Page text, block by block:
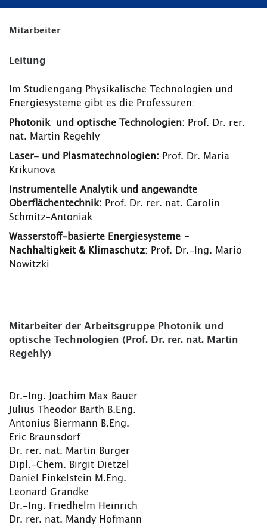
Mitarbeiter
Leitung
Im Studiengang Physikalische Technologien und
Energiesysteme gibt es die Professuren:
Photonik und optische Technologien: Prof. Dr. rer.
nat. Martin Regehly
Laser- und Plasmatechnologien: Prof. Dr. Maria
Krikunova
Instrumentelle Analytik und angewandte
Oberflächentechnik: Prof. Dr. rer. nat. Carolin
Schmitz-Antoniak
Wasserstoff-basierte Energiesysteme –
Nachhaltigkeit & Klimaschutz: Prof. Dr.-Ing. Mario
Nowitzki
Mitarbeiter der Arbeitsgruppe Photonik und
optische Technologien (Prof. Dr. rer. nat. Martin
Regehly)
Dr.-Ing. Joachim Max Bauer
Julius Theodor Barth B.Eng.
Antonius Biermann B.Eng.
Eric Braunsdorf
Dr. rer. nat. Martin Burger
Dipl.-Chem. Birgit Dietzel
Daniel Finkelstein M.Eng.
Leonard Grandke
Dr.-Ing. Friedhelm Heinrich
Dr. rer. nat. Mandy Hofmann